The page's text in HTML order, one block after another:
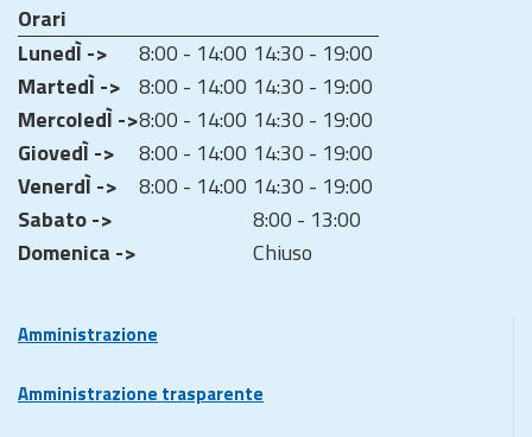
Orari
LunedÌ ->
8:00 - 14:00 14:30 - 19:00
MartedÌ -> 8:00 - 14:00 14:30 - 19:00
MercoledÌ ->8:00 - 14:00 14:30 - 19:00
GiovedÌ ->
8:00 - 14:00 14:30 - 19:00
VenerdÌ ->
8:00 - 14:00 14:30 - 19:00
Sabato ->
8:00 - 13:00
Domenica ->
Chiuso
Amministrazione
Amministrazione trasparente